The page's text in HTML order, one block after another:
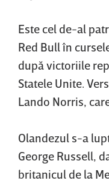
Este cel de-al
Red Bull în
după victoriile
Statele Unite.
Lando Norris,
Olandezul s-a
George Russell,
britanicul de la